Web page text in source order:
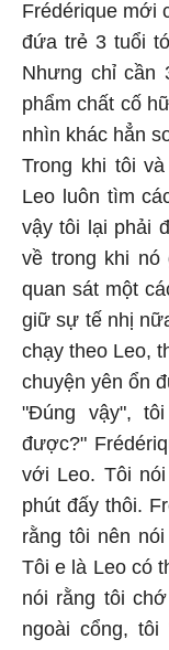
Frédérique mới
đứa trẻ 3 tuổi
Nhưng chỉ cần
phẩm chất cố
nhìn khác hẳn
Trong khi tôi
Leo luôn tìm
vậy tôi lại phải
về trong khi nó
quan sát một
giữ sự tế nhị
chạy theo Leo,
chuyện yên ổn
"Đúng vậy",
được?"
với Leo. Tôi
phút đấy thôi.
rằng tôi nên
Tôi e là Leo có
nói rằng tôi
ngoài cổng, tôi